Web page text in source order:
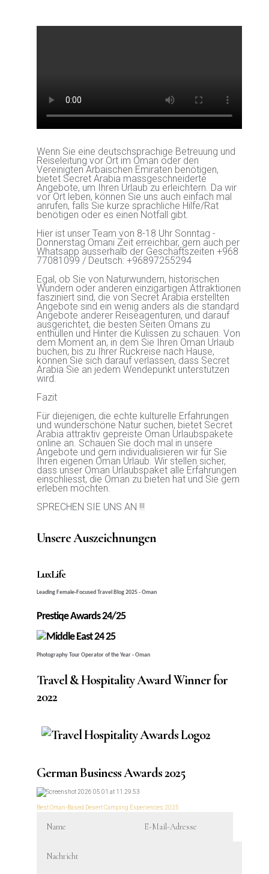
Wenn Sie eine deutschsprachige Betreuung und
Reiseleitung vor Ort im Oman oder den
Vereinigten Arbaischen Emiraten benötigen,
bietet Secret Arabia massgeschneiderte
Angebote, um Ihren Urlaub zu erleichtern. Da wir
vor Ort leben, können Sie uns auch einfach mal
anrufen, falls Sie kurze sprachliche Hilfe/Rat
benötigen oder es einen Notfall gibt.
Hier ist unser Team von 8-18 Uhr Sonntag -
Donnerstag Omani Zeit erreichbar, gern auch per
Whatsapp ausserhalb der Geschäftszeiten +968
77081099 / Deutsch: +96897255294
Egal, ob Sie von Naturwundern, historischen
Wundern oder anderen einzigartigen Attraktionen
fasziniert sind, die von Secret Arabia erstellten
Angebote sind ein wenig anders als die standard
Angebote anderer Reiseagenturen, und darauf
ausgerichtet, die besten Seiten Omans zu
enthüllen und Hinter die Kulissen zu schauen. Von
dem Moment an, in dem Sie Ihren Oman Urlaub
buchen, bis zu Ihrer Rückreise nach Hause,
können Sie sich darauf verlassen, dass Secret
Arabia Sie an jedem Wendepunkt unterstützen
wird.
Fazit
Für diejenigen, die echte kulturelle Erfahrungen
und wunderschöne Natur suchen, bietet Secret
Arabia attraktiv gepreiste Oman Urlaubspakete
online an. Schauen Sie doch mal in unsere
Angebote und gern individualisieren wir für Sie
Ihren eigenen Oman Urlaub. Wir stellen sicher,
dass unser Oman Urlaubspaket alle Erfahrungen
einschliesst, die Oman zu bieten hat und Sie gern
erleben möchten.
SPRECHEN SIE UNS AN !!!
Unsere Auszeichnungen
LuxLife
Leading Female-Focused Travel Blog 2025 - Oman
Prestiqe Awards 24/25
Photography Tour Operator of the Year - Oman
Travel & Hospitality Award Winner for
2022
German Business Awards 2025
Best Oman-Based Desert Camping Experiences 2025